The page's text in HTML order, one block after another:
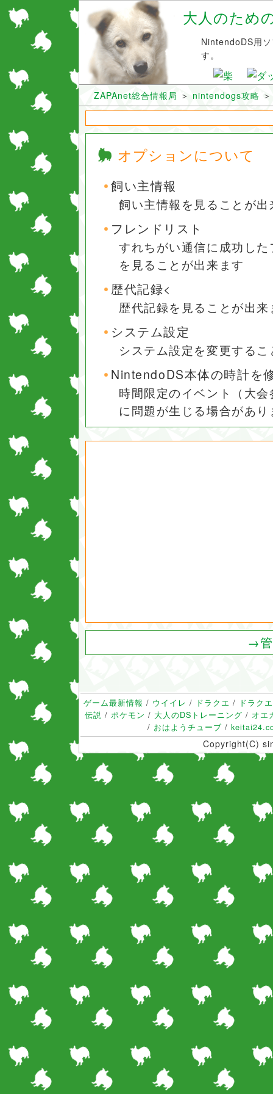
大人のため
NintendoDS用
す。
ZAPAnet総合情報局 ＞ nintendogs攻略
オプションについて
飼い主情報
飼い主情報を見ることが出
フレンドリスト
すれちがい通信に成功し
を見ることが出来ます
歴代記録<
歴代記録を見ることが出来
システム設定
システム設定を変更する
NintendoDS本体の時計を
時間限定のイベント（大
に問題が生じる場合があり
→管
ゲーム最新情報 / ウイイレ / ドラクエ / ドラク
伝説 / ポケモン / 大人のDSトレーニング / オエ
/ おはようチューブ /
Copyright(C)